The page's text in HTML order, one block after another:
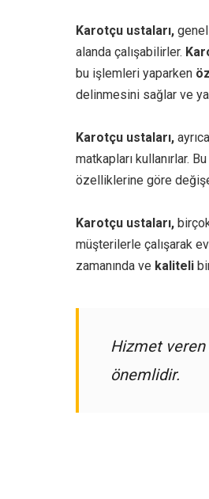
Karotçu ustaları,
alanda çalışabilirler.
bu işlemleri yaparken
delinmesini sağlar ve
Karotçu ustaları,
matkapları kullanırlar.
özelliklerine göre
Karotçu ustaları,
müşterilerle çalışarak
zamanında ve kaliteli
Hizmet veren
önemlidir.